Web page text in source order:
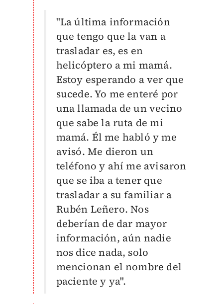
"La última información
que tengo que la van a
trasladar es, es en
helicóptero a mi mamá.
Estoy esperando a ver que
sucede. Yo me enteré por
una llamada de un vecino
que sabe la ruta de mi
mamá. Él me habló y me
avisó. Me dieron un
teléfono y ahí me avisaron
que se iba a tener que
trasladar a su familiar a
Rubén Leñero. Nos
deberían de dar mayor
información, aún nadie
nos dice nada, solo
mencionan el nombre del
paciente y ya".